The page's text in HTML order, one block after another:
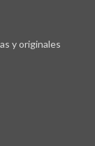
y originales